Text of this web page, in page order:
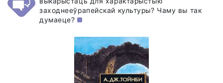
заходнееўрапейскай культуры? Чаму вы так
думаеце?